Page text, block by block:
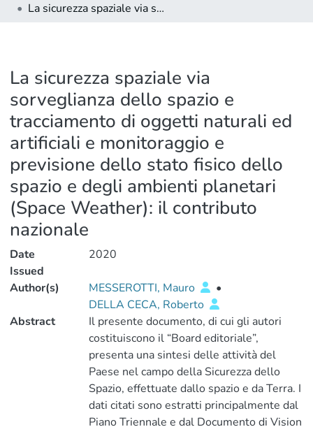
La sicurezza spaziale via sorveglianza dello spazio e tracciamento di oggetti naturali ed artificiali e monitoraggio e previsione dello stato fisico dello spazio e degli ambienti planetari (Space Weather): il contributo nazionale
La sicurezza spaziale via
sorveglianza dello spazio e
tracciamento di oggetti naturali ed
artificiali e monitoraggio e
previsione dello stato fisico dello
spazio e degli ambienti planetari
(Space Weather): il contributo
nazionale
Date
Issued
2020
Author(s) MESSEROTTI, Mauro
•
DELLA CECA, Roberto
Abstract
Il presente documento, di cui gli autori
costituiscono il “Board editoriale”,
presenta una sintesi delle attività del
Paese nel campo della Sicurezza dello
Spazio, effettuate dallo spazio e da Terra. I
dati citati sono estratti principalmente dal
Piano Triennale e dal Documento di Vision